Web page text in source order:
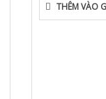
THÊM VÀO